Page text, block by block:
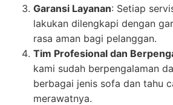
Garansi Layanan: Setiap
lakukan dilengkapi dengan
rasa aman bagi pelanggan.
Tim Profesional dan
kami sudah berpengalaman
berbagai jenis sofa dan tahu
merawatnya.